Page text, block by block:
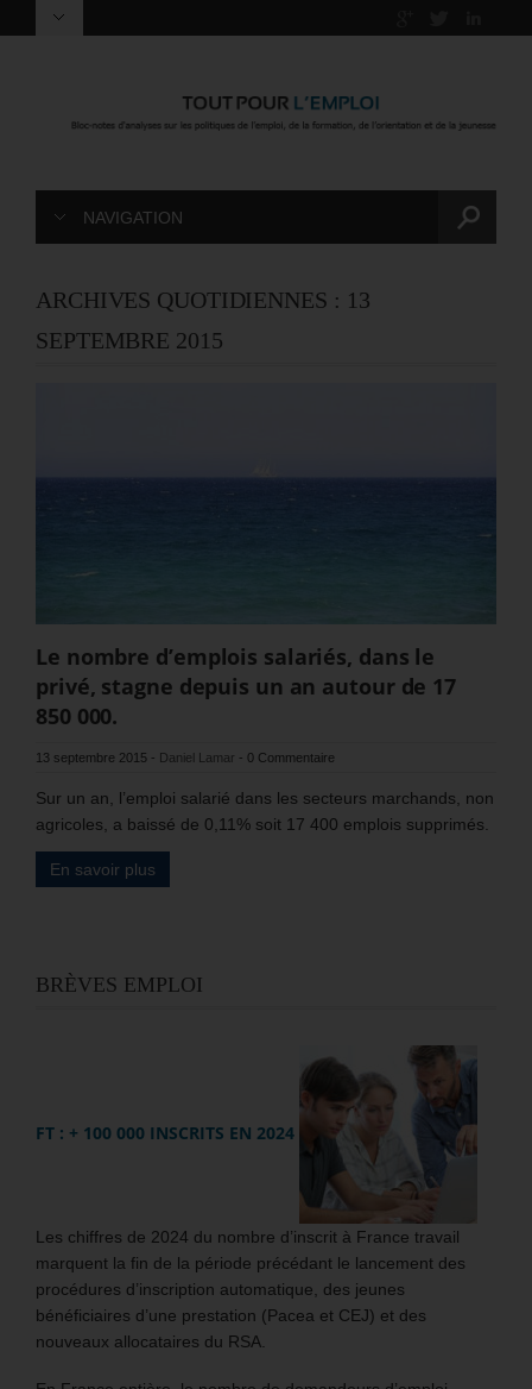
NAVIGATION
ARCHIVES QUOTIDIENNES : 13
SEPTEMBRE 2015
Le nombre d’emplois salariés, dans le
privé, stagne depuis un an autour de 17
850 000.
13 septembre 2015 - Daniel Lamar - 0 Commentaire
Sur un an, l’emploi salarié dans les secteurs marchands, non
agricoles, a baissé de 0,11% soit 17 400 emplois supprimés.
En savoir plus
BRÈVES EMPLOI
FT : + 100 000 INSCRITS EN 2024
Les chiffres de 2024 du nombre d’inscrit à France travail
marquent la fin de la période précédant le lancement des
procédures d’inscription automatique, des jeunes
bénéficiaires d’une prestation (Pacea et CEJ) et des
nouveaux allocataires du RSA.